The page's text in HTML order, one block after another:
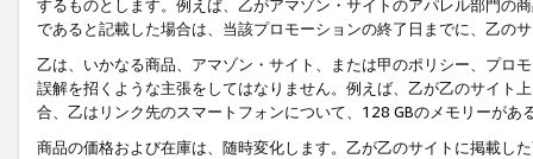
するものとします。例えば、乙がアマゾン・サイトのアパレル部門の
であると記載した場合は、当該プロモーションの終了日までに、乙の
乙は、いかなる商品、アマゾン・サイト、または甲のポリシー、プロ
誤解を招くような主張をしてはなりません。例えば、乙が乙のサイト
合、乙はリンク先のスマートフォンについて、128 GBのメモリーがあ
商品の価格および在庫は、随時変化します。乙が乙のサイトに掲載し